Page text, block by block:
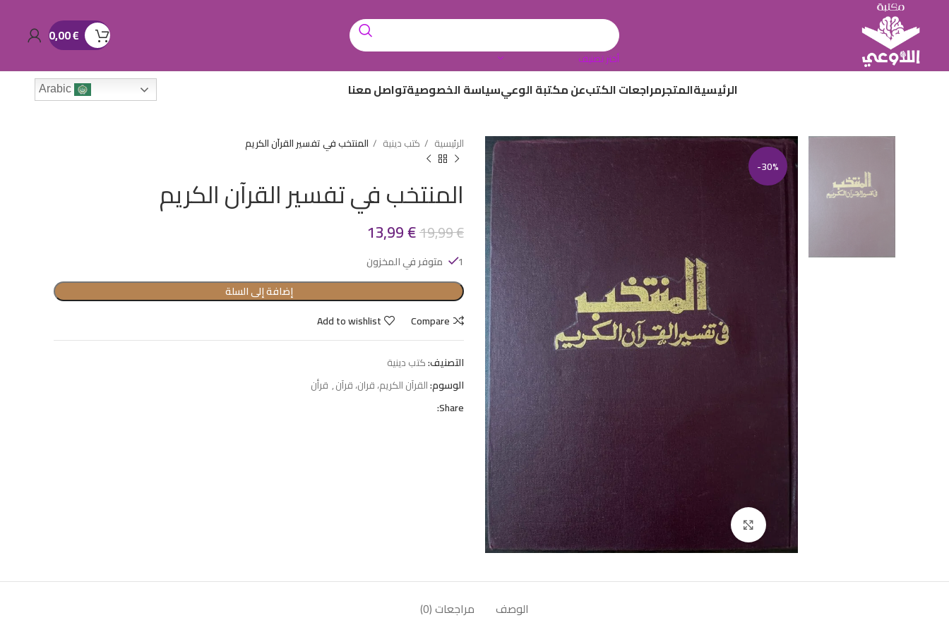
أختر تصنيف
0,00€
الرئيسيةالمتجرمراجعات الكتبعن مكتبة الوعيسياسة الخصوصيةتواصل معنا Arabic
-30%
Click to enlarge
الرئيسية كتب دينية المنتخب في تفسير القرآن الكريم
المنتخب في تفسير القرآن الكريم
19,99€
13,99€
1 متوفر في المخزون
إضافة إلى السلة
Compare
Add to wishlist
التصنيف:كتب دينية
الوسوم:القرآن الكريم، قران، قرآن, قرأن
Share:
الوصف مراجعات (0)